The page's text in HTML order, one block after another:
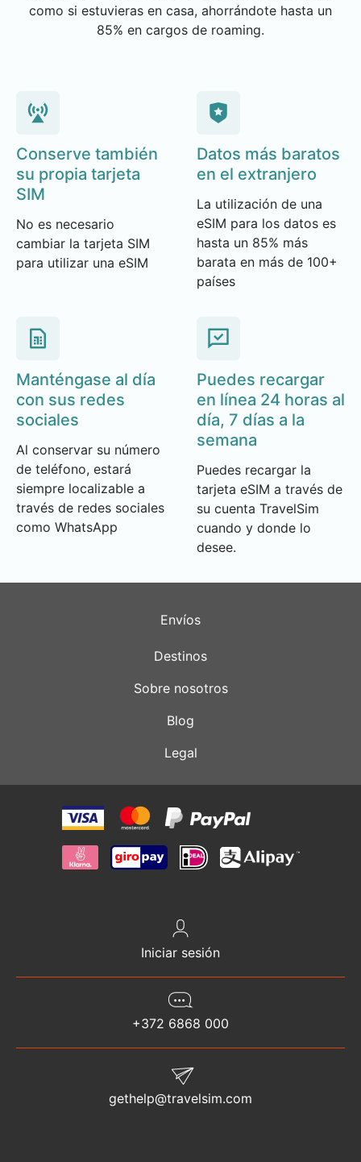
como si estuvieras en casa, ahorrándote hasta un
85% en cargos de roaming.
Conserve también
su propia tarjeta
SIM
No es necesario
cambiar la tarjeta SIM
para utilizar una eSIM
Datos más baratos
en el extranjero
La utilización de una
eSIM para los datos es
hasta un 85% más
barata en más de 100+
países
Manténgase al día
con sus redes
sociales
Al conservar su número
de teléfono, estará
siempre localizable a
través de redes sociales
como WhatsApp
Puedes recargar
en línea 24 horas al
día, 7 días a la
semana
Puedes recargar la
tarjeta eSIM a través de
su cuenta TravelSim
cuando y donde lo
desee.
Envíos
Destinos
Sobre nosotros
Blog
Legal
Iniciar sesión
+372 6868 000
gethelp@travelsim.com